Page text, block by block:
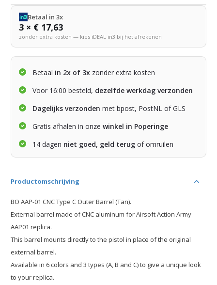
Betaal in 3x
3 × € 17,63
zonder extra kosten — kies iDEAL in3 bij het afrekenen
Betaal in 2x of 3x zonder extra kosten
Voor 16:00 besteld, dezelfde werkdag verzonden
Dagelijks verzonden met bpost, PostNL of GLS
Gratis afhalen in onzewinkel in Poperinge
14 dagen niet goed, geld terug of omruilen
Productomschrijving
BO AAP-01 CNC Type C Outer Barrel (Tan).
External barrel made of CNC aluminum for Airsoft Action Army
AAP01 replica.
This barrel mounts directly to the pistol in place of the original
external barrel.
Available in 6 colors and 3 types (A, B and C) to give a unique look
to your replica.